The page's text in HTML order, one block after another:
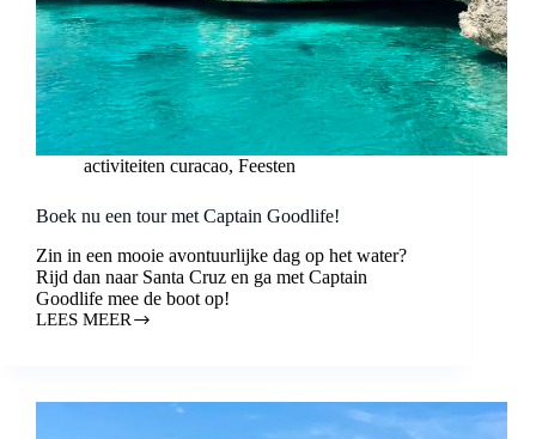
activiteiten curacao, Feesten
Boek nu een tour met Captain Goodlife!
Zin in een mooie avontuurlijke dag op het water?
Rijd dan naar Santa Cruz en ga met Captain
Goodlife mee de boot op!
LEES MEER
BOEK